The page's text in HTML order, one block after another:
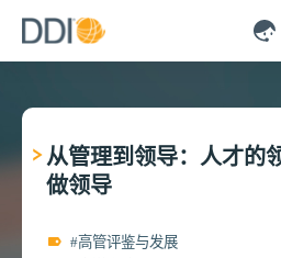
从管理到领导：人才的
做领导
#高管评鉴与发展